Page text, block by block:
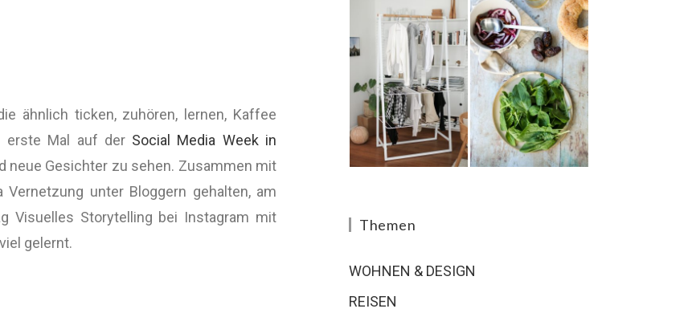
ähnlich ticken, zuhören, lernen, Kaffee
erste Mal auf der Social Media Week in
neue Gesichter zu sehen. Zusammen mit
unter Bloggern gehalten, am
Visuelles Storytelling bei Instagram mit
gelernt.
Themen
WOHNEN & DESIGN
REISEN